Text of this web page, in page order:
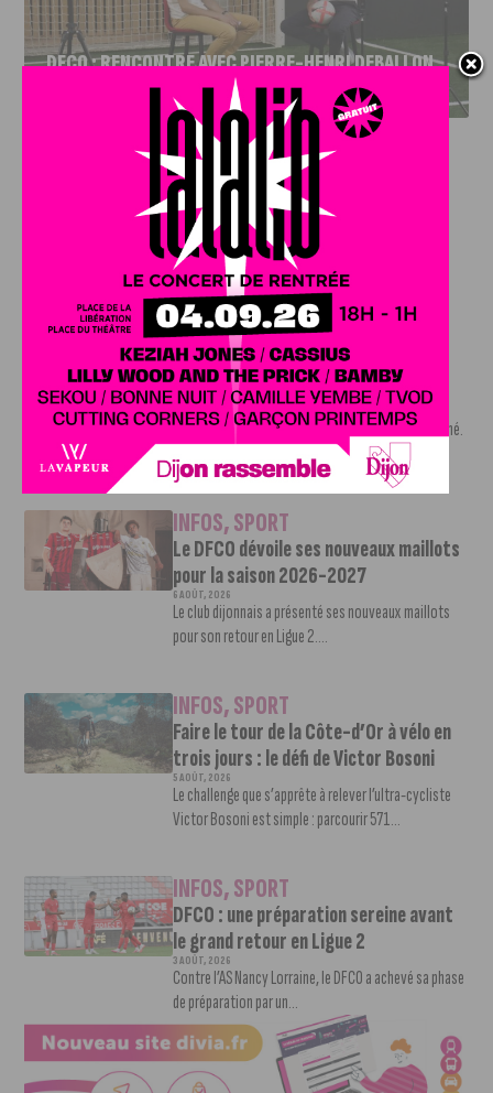
DFCO : RENCONTRE AVEC PIERRE-HENRI DEBALLON,
L’ARTISAN DE LA MONTÉE EN LIGUE 2
INFOS ,SPORT
DFCO : Rencontre avec Pierre-Henri
Deballon, l’artisan de la montée en
Ligue 2
7 AOÛT, 2026
Le DFCO est de retour en Ligue 2 après trois ans
d’absence. La saison...
INFOS,SPORT
Nouvelle arrivée à la JDA Basket,
Shevon Thompson est dijonnais
7 AOÛT, 2026
Le mercato estival de la JDA n’est pas encore terminé.
Une nouvelle recrue vient...
INFOS,SPORT
Le DFCO dévoile ses nouveaux maillots
pour la saison 2026-2027
6 AOÛT, 2026
Le club dijonnais a présenté ses nouveaux maillots
pour son retour en Ligue 2....
INFOS,SPORT
Faire le tour de la Côte-d’Or à vélo en
trois jours : le défi de Victor Bosoni
5 AOÛT, 2026
Le challenge que s’apprête à relever l’ultra-cycliste
Victor Bosoni est simple : parcourir 571...
INFOS,SPORT
DFCO : une préparation sereine avant
le grand retour en Ligue 2
3 AOÛT, 2026
Contre l’AS Nancy Lorraine, le DFCO a achevé sa phase
de préparation par un...